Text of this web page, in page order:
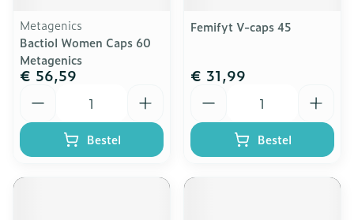
Metagenics
Bactiol Women Caps 60
Metagenics
€ 56,59
Bestel
Femifyt V-caps 45
€ 31,99
Bestel